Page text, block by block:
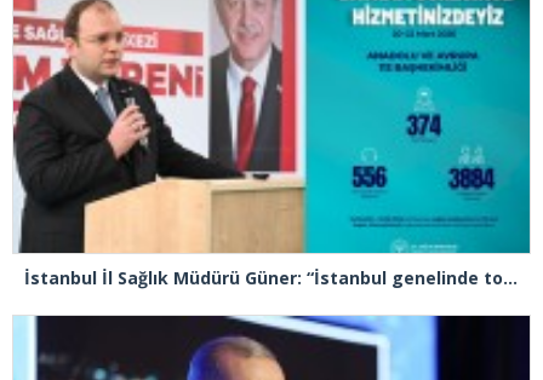
İstanbul İl Sağlık Müdürü Güner: “İstanbul genelinde toplam 48 bin 816 sağlık personelimiz bayram süresince görev başındadır”